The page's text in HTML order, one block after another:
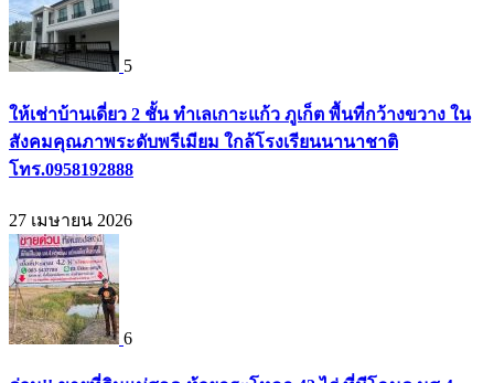
5
ให้เช่าบ้านเดี่ยว 2 ชั้น ทำเลเกาะแก้ว ภูเก็ต พื้นที่กว้างขวาง ใน
สังคมคุณภาพระดับพรีเมียม ใกล้โรงเรียนนานาชาติ
โทร.0958192888
27 เมษายน 2026
6